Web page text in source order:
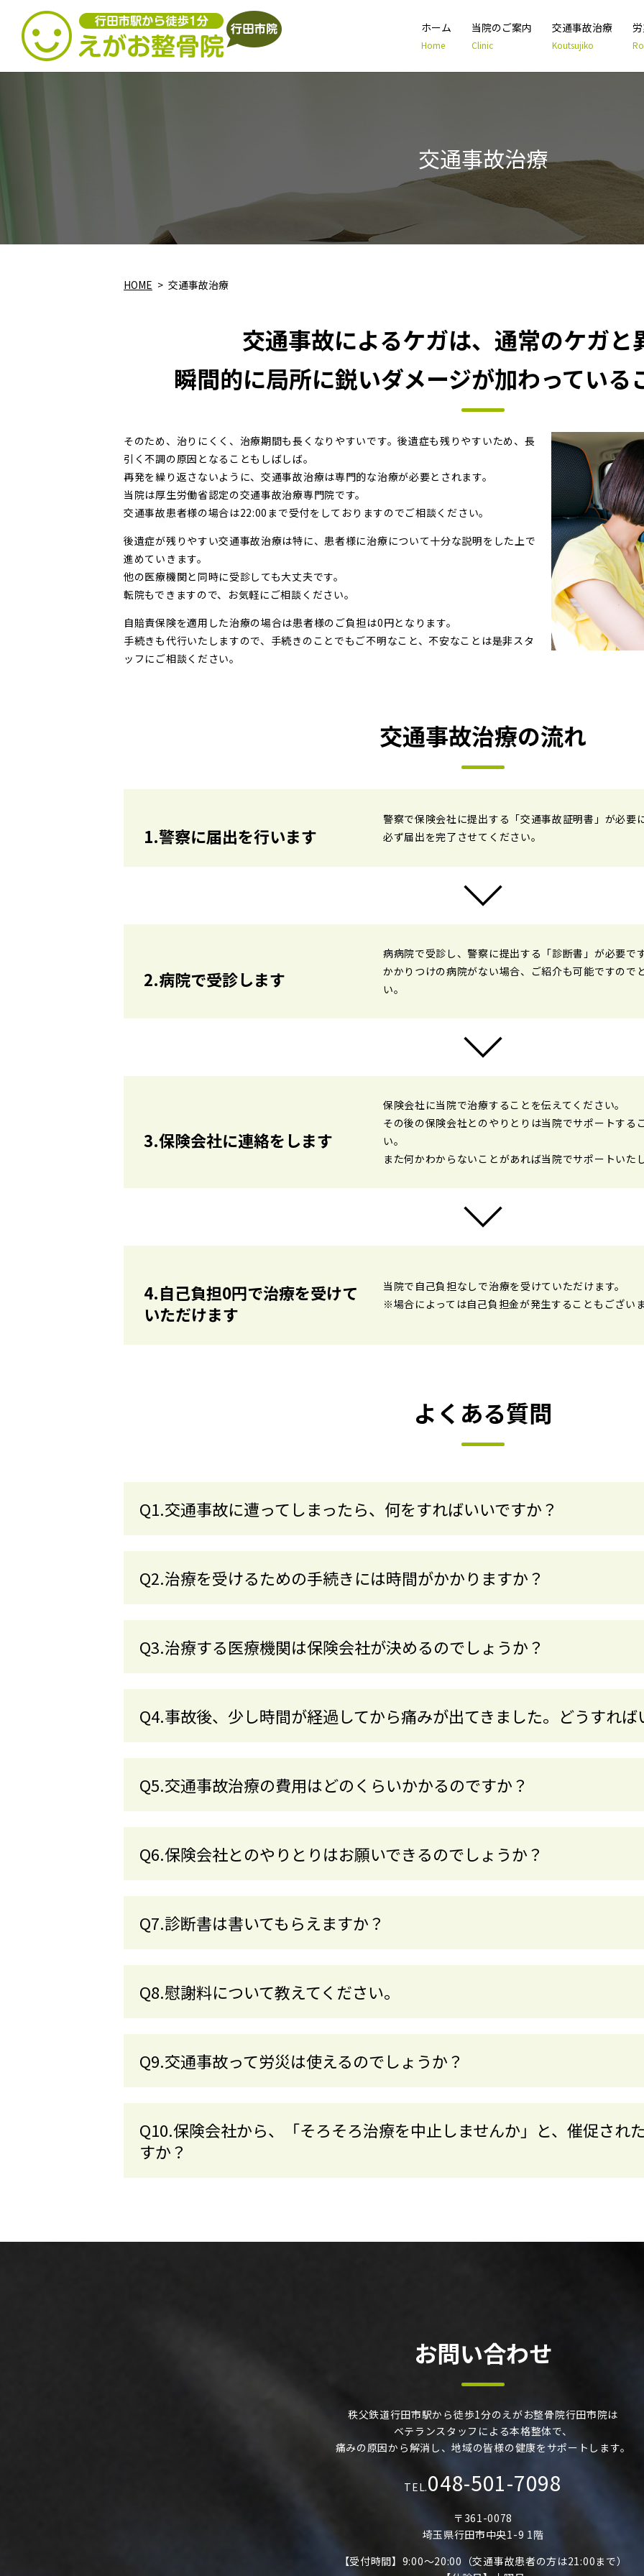
ホーム
Home
当院のご案内
Clinic
交通事故治療
Koutsujiko
交通事故治療
HOME 交通事故治療
交通事故によるケガは、通常のケガと
瞬間的に局所に鋭いダメージが加わっている
そのため、治りにくく、治療期間も長くなりやすいです。後遺症も残りやすいため、長
引く不調の原因となることもしばしば。
再発を繰り返さないように、交通事故治療は専門的な治療が必要とされます。
当院は厚生労働省認定の交通事故治療専門院です。
交通事故患者様の場合は22:00まで受付をしておりますのでご相談ください。
後遺症が残りやすい交通事故治療は特に、患者様に治療について十分な説明をした上で
進めていきます。
他の医療機関と同時に受診しても大丈夫です。
転院もできますので、お気軽にご相談ください。
自賠責保険を適用した治療の場合は患者様のご負担は0円となります。
手続きも代行いたしますので、手続きのことでもご不明なこと、不安なことは是非スタ
ッフにご相談ください。
交通事故治療の流れ
1.警察に届出を行います
警察で保険会社に提出する「交通事故証明書」が必要
必ず届出を完了させてください。
2.病院で受診します
病病院で受診し、警察に提出する「診断書」が必要で
かかりつけの病院がない場合、ご紹介も可能ですので
い。
3.保険会社に連絡をします
保険会社に当院で治療することを伝えてください。
その後の保険会社とのやりとりは当院でサポートする
い。
また何かわからないことがあれば当院でサポートいた
4.自己負担0円で治療を受けて
いただけます
当院で自己負担なしで治療を受けていただけます。
※場合によっては自己負担金が発生することもござい
よくある質問
Q1.交通事故に遭ってしまったら、何をすればいいですか？
Q2.治療を受けるための手続きには時間がかかりますか？
Q3.治療する医療機関は保険会社が決めるのでしょうか？
Q4.事故後、少し時間が経過してから痛みが出てきました。どうすれば
Q5.交通事故治療の費用はどのくらいかかるのですか？
Q6.保険会社とのやりとりはお願いできるのでしょうか？
Q7.診断書は書いてもらえますか？
Q8.慰謝料について教えてください。
Q9.交通事故って労災は使えるのでしょうか？
Q10.保険会社から、「そろそろ治療を中止しませんか」と、催促され
すか？
お問い合わせ
秩父鉄道行田市駅から徒歩1分のえがお整骨院行田市院は
ベテランスタッフによる本格整体で、
痛みの原因から解消し、地域の皆様の健康をサポートします。
TEL.048-501-7098
〒361-0078
埼玉県行田市中央1-9 1階
【受付時間】9:00～20:00（交通事故患者の方は21:00まで）